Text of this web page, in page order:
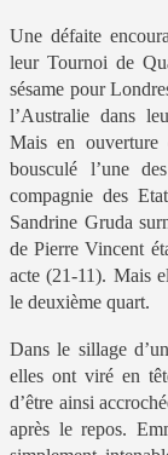
Une défaite
leur Tournoi de
sésame pour
l’Australie dans
Mais en
bousculé l’une
compagnie des
Sandrine Gruda
de Pierre Vincent
acte (21-11). Mais
le deuxième quart.
Dans le sillage
elles ont viré en
d’être ainsi
après le repos.